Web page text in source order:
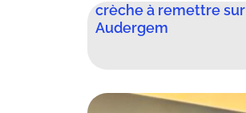
crèche à remettre sur
Audergem